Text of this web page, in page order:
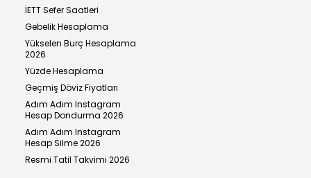
İETT Sefer Saatleri
Gebelik Hesaplama
Yükselen Burç Hesaplama
2026
Yüzde Hesaplama
Geçmiş Döviz Fiyatları
Adım Adım Instagram
Hesap Dondurma 2026
Adım Adım Instagram
Hesap Silme 2026
Resmi Tatil Takvimi 2026